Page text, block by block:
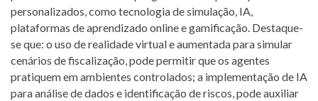
personalizados, como tecnologia de simulação, IA,
plataformas de aprendizado online e gamificação. Destaque-
se que: o uso de realidade virtual e aumentada para simular
cenários de fiscalização, pode permitir que os agentes
pratiquem em ambientes controlados; a implementação de IA
para análise de dados e identificação de riscos, pode auxiliar